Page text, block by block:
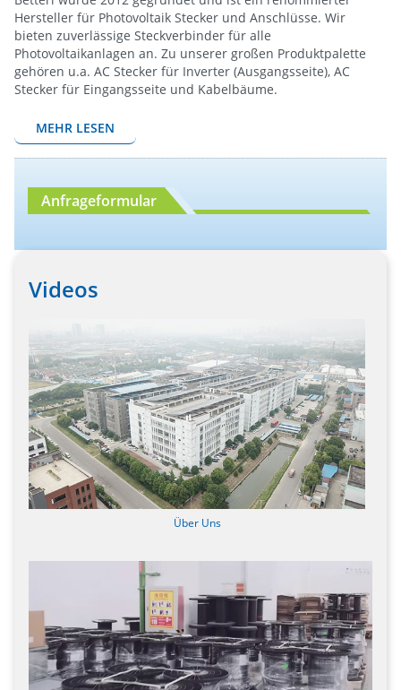
Hersteller für Photovoltaik Stecker und Anschlüsse. Wir
bieten zuverlässige Steckverbinder für alle
Photovoltaikanlagen an. Zu unserer großen Produktpalette
gehören u.a. AC Stecker für Inverter (Ausgangsseite), AC
Stecker für Eingangsseite und Kabelbäume.
MEHR LESEN
Anfrageformular
Videos
Über Uns